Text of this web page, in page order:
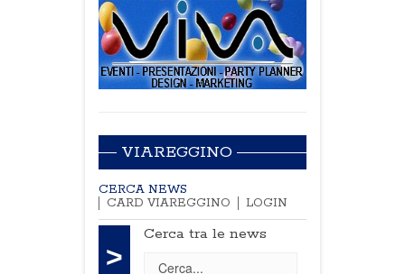
VIAREGGINO
CERCA NEWS
CARD VIAREGGINO
LOGIN
>
Cerca tra le news